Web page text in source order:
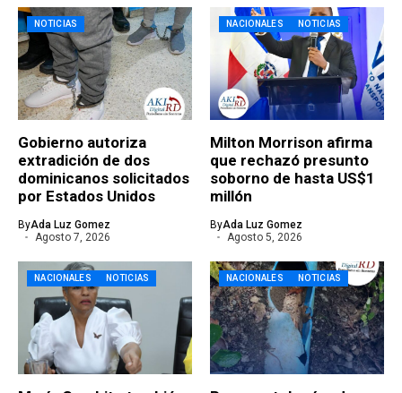
NOTICIAS
Gobierno autoriza
extradición de dos
dominicanos solicitados
por Estados Unidos
ByAda Luz Gomez
Agosto 7, 2026
NACIONALES NOTICIAS
Milton Morrison afirma
que rechazó presunto
soborno de hasta US$1
millón
ByAda Luz Gomez
Agosto 5, 2026
NACIONALES NOTICIAS NACIONALES NOTICIAS